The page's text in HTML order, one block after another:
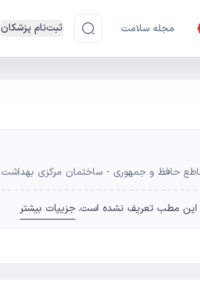
مجله سلامت ثبت‌نام پزشکان
حافظ و جمهوری - ساختمان مرکزی بهداشت
این مطب تعریف نشده است. جزییات بیشتر